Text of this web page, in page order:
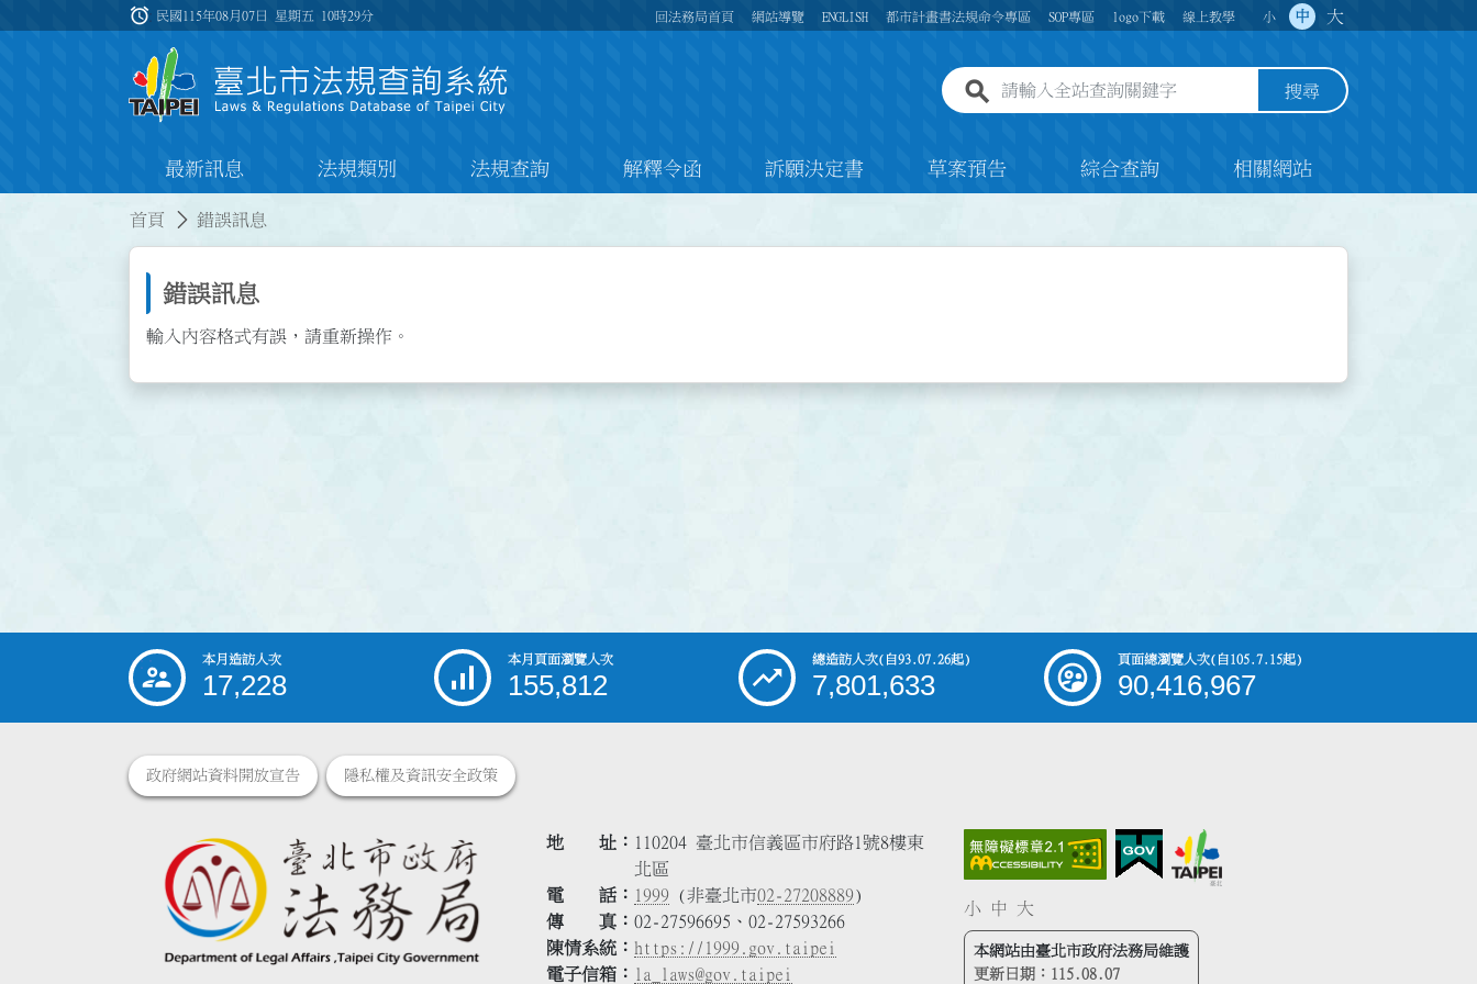
:::
alarm 民國115年08月07日 星期五 10時29分 回法務局首頁 網站導覽 ENGLISH 都市計畫書法規命令專區 SOP專區 logo下載 線上教學 小 中 大
全站查詢關鍵字欄位 搜尋
最新訊息 法規類別 法規查詢 解釋令函 訴願決定書 草案預告 綜合查詢 相關網站
首頁 錯誤訊息
錯誤訊息
輸入內容格式有誤，請重新操作。
::: 本月造訪人次
17,228
本月頁面瀏覽人次
155,812
總造訪人次(自93.07.26起)
7,801,633
頁面總瀏覽人次(自105.7.15起)
90,416,967
政府網站資料開放宣告 隱私權及資訊安全政策
地 址
110204 臺北市信義區市府路1號8樓東
北區
電 話
1999 (非臺北市02-27208889)
傳 真
02-27596695、02-27593266
陳情系統
https://1999.gov.taipei
電子信箱
la_laws@gov.taipei
小 中 大
本網站由臺北市政府法務局維護
更新日期： 115.08.07